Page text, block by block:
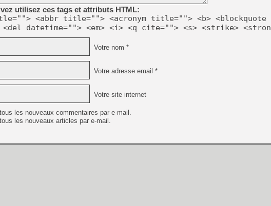
[Mo5] DOOM arrive en
[GK] Bethesda fête les 30
[GK] Roblox : l'action en
[GK] Agenda - GeForce
[LS] [PS5] ps5-y2jb-
[GK] Pourquoi Marvel
[GK] Test : Restory : Chill
[GK] GTA 6 : Rockstar
[GK] Un mod transforme
utilisez ces tags et attributs HTML:
<abbr title=""> <acronym title=""> <b> <blockquote
<del datetime=""> <em> <i> <q cite=""> <s> <strike>
Votre nom *
Votre adresse email *
Votre site internet
les nouveaux commentaires par e-mail.
les nouveaux articles par e-mail.